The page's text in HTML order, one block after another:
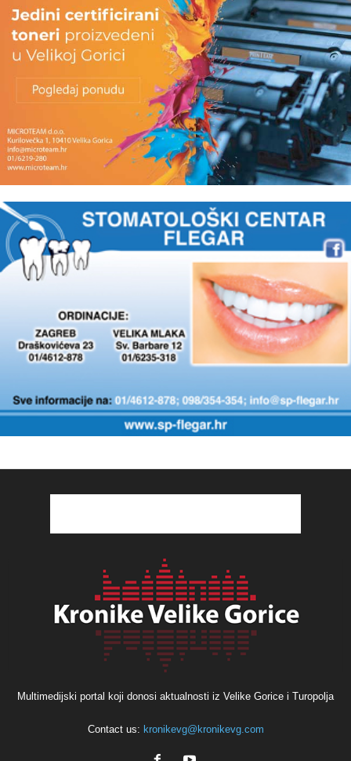
Multimedijski portal koji donosi aktualnosti iz Velike Gorice i Turopolja
Contact us: kronikevg@kronikevg.com